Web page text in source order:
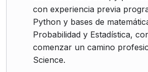
con experiencia previa
Python y bases de
Probabilidad y Estadística,
comenzar un camino
Science.